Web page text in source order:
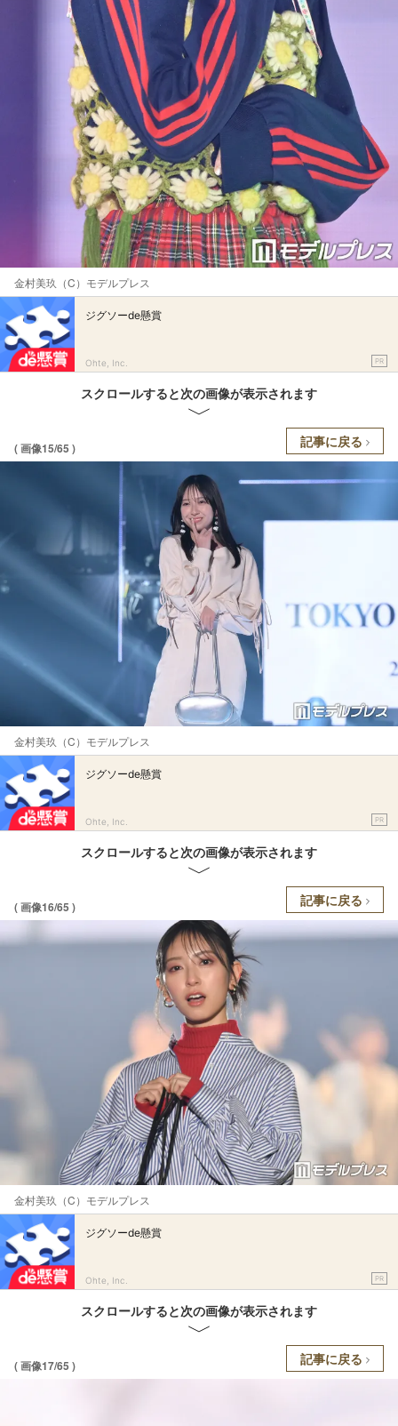
金村美玖（C）モデルプレス
ジグソーde懸賞
Ohte, Inc. PR
スクロールすると次の画像が表示されます
( 画像15/65 ) 記事に戻る
金村美玖（C）モデルプレス
ジグソーde懸賞
Ohte, Inc. PR
スクロールすると次の画像が表示されます
( 画像16/65 ) 記事に戻る
金村美玖（C）モデルプレス
ジグソーde懸賞
Ohte, Inc. PR
スクロールすると次の画像が表示されます
( 画像17/65 ) 記事に戻る